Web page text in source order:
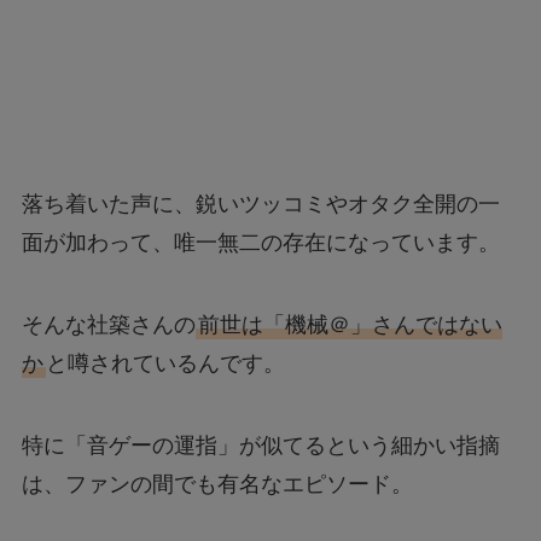
落ち着いた声に、鋭いツッコミやオタク全開の一
面が加わって、唯一無二の存在になっています。
そんな社築さんの前世は「機械＠」さんではない
かと噂されているんです。
特に「音ゲーの運指」が似てるという細かい指摘
は、ファンの間でも有名なエピソード。